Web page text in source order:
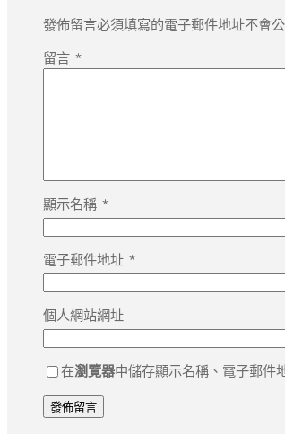
發佈留言必須填寫的電子郵件地址不會公
留言 *
顯示名稱 *
電子郵件地址 *
個人網站網址
在瀏覽器中儲存顯示名稱、電子郵件